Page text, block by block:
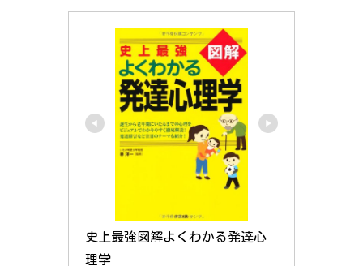
史上最強図解よくわかる発達心
理学